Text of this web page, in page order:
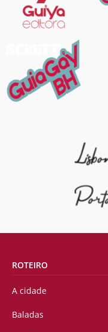
ROTEIRO
A cidade
Baladas